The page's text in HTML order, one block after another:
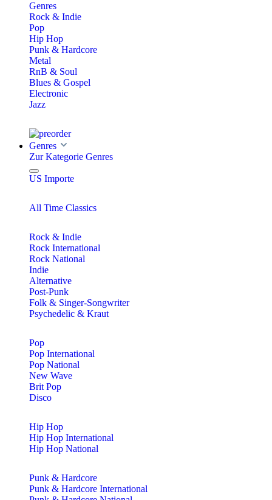
Genres
Rock & Indie
Pop
Hip Hop
Punk & Hardcore
Metal
RnB & Soul
Blues & Gospel
Electronic
Jazz
Genres
Zur Kategorie Genres
US Importe
All Time Classics
Rock & Indie
Rock International
Rock National
Indie
Alternative
Post-Punk
Folk & Singer-Songwriter
Psychedelic & Kraut
Pop
Pop International
Pop National
New Wave
Brit Pop
Disco
Hip Hop
Hip Hop International
Hip Hop National
Punk & Hardcore
Punk & Hardcore International